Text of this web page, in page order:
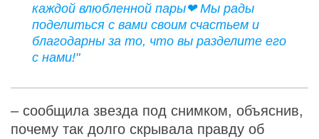
каждой влюбленной пары❤ Мы рады
поделиться с вами своим счастьем и
благодарны за то, что вы разделите его
с нами!"
– сообщила звезда под снимком, объяснив,
почему так долго скрывала правду об